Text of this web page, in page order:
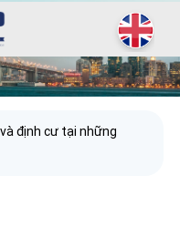
định cư tại những